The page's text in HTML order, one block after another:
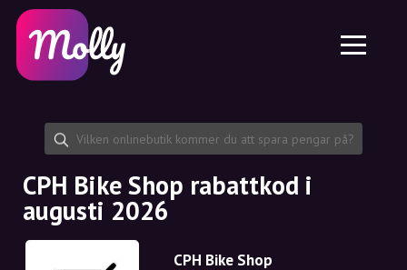
Hudvård
Hårvård
Dela rabattkod
Funktioner
Jobb
Om oss
Samarbete
Plattform
Molly till iPhone och iPad
Molly till Android
SE
EN
SE
NO
CPH Bike Shop rabattkod i
augusti 2026
CPH Bike Shop